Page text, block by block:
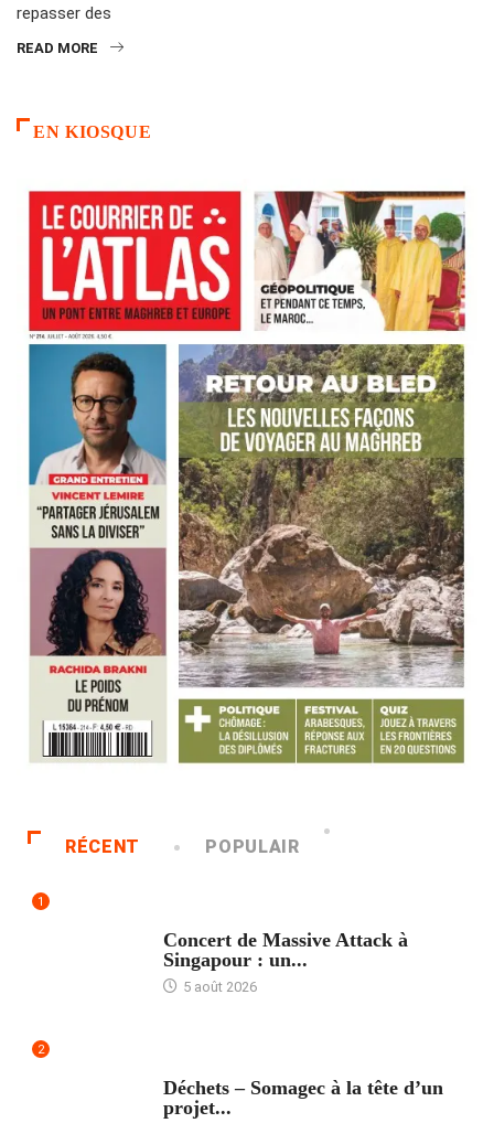
repasser des
READ MORE
EN KIOSQUE
RÉCENT POPULAIR
1
Concert de Massive Attack à
Singapour : un...
5 août 2026
2
Déchets – Somagec à la tête d’un
projet...